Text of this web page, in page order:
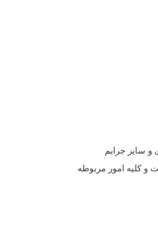
و سایر جرایم
و کلیه امور مربوطه